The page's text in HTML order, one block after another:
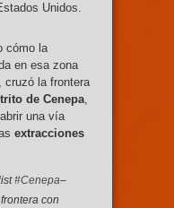
Unidos.
cómo la
en esa zona
, cruzó la frontera
de Cenepa,
una vía
extracciones
#Cenepa–
con